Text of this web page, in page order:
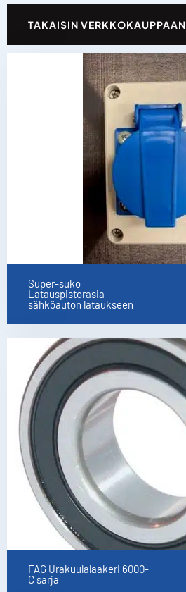
TAKAISIN VERKKOKAUPPAAN
Super-suko
Latauspistorasia
sähköauton lataukseen
FAG Urakuulalaakeri 6000-
C sarja